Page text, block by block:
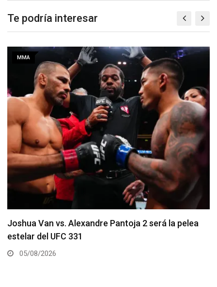
Te podría interesar
MMA
Arman Tsarukyan regresa en la coestelar del UFC
331
05/08/2026